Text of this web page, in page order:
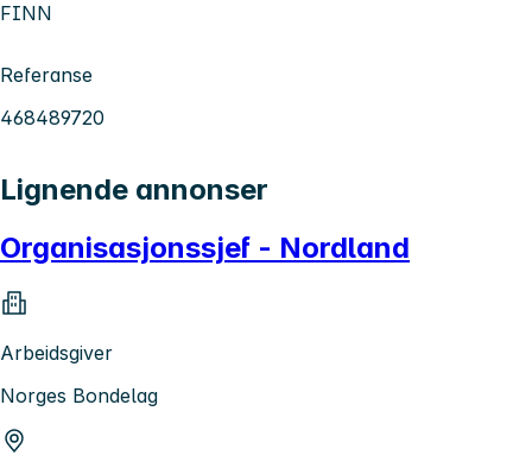
FINN
Referanse
468489720
Lignende annonser
Organisasjonssjef - Nordland
Arbeidsgiver
Norges Bondelag